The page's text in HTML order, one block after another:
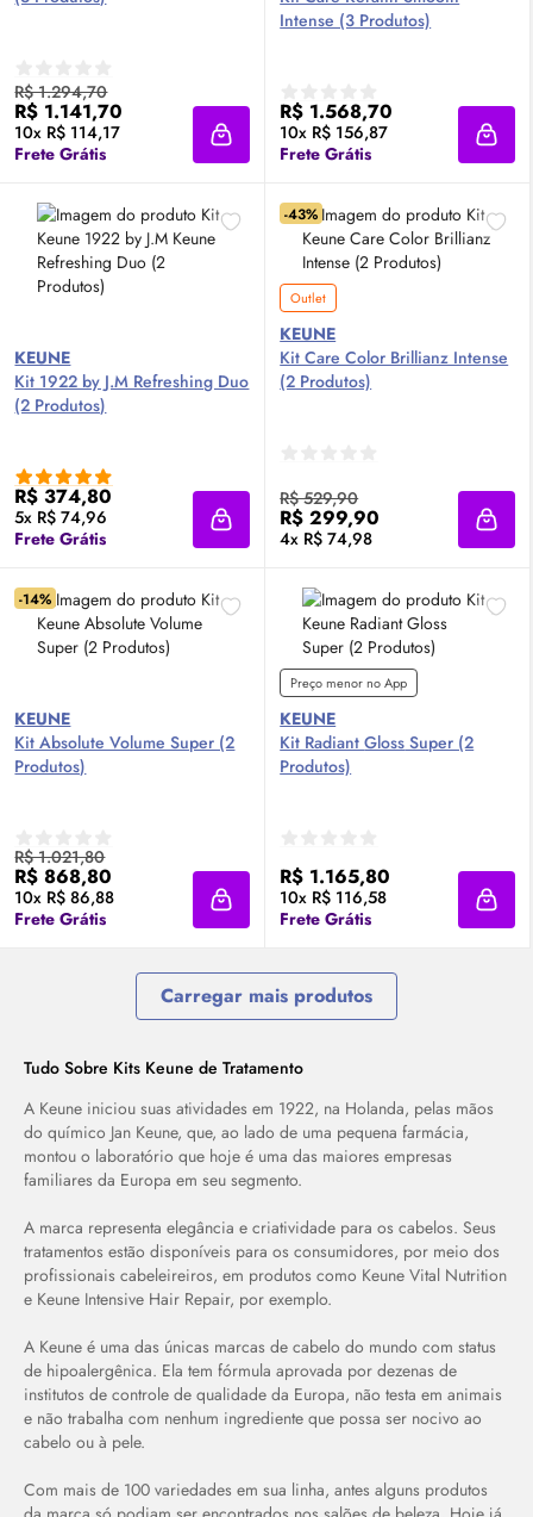
R$ 1.294,70
R$ 1.141,70
10x R$ 114,17
Frete Grátis
Adicionar à sacola
Intense (3 Produtos)
R$ 1.568,70
10x R$ 156,87
Frete Grátis
KEUNE
Kit 1922 by J.M Refreshing Duo
(2 Produtos)
R$ 374,80
5x R$ 74,96
Frete Grátis
Adicionar à sacola
-43%
Outlet
KEUNE
Kit Care Color Brillianz Intense
(2 Produtos)
R$ 529,90
R$ 299,90
4x R$ 74,98
-14%
KEUNE
Kit Absolute Volume Super (2
Produtos)
R$ 1.021,80
R$ 868,80
10x R$ 86,88
Frete Grátis
Adicionar à sacola
Preço menor no App
KEUNE
Kit RadiantGloss Super (2
Produtos)
R$ 1.165,80
10x R$ 116,58
Frete Grátis
Carregar mais produtos
Tudo Sobre Kits Keune de Tratamento
A Keune iniciou suas atividades em 1922, na Holanda, pelas mãos
do químico Jan Keune, que, ao lado de uma pequena farmácia,
montou o laboratório que hoje é uma das maiores empresas
familiares da Europa em seu segmento.
A marca representa elegância e criatividade para os cabelos. Seus
tratamentos estão disponíveis para os consumidores, por meio dos
profissionais cabeleireiros, em produtos como Keune Vital Nutrition
e Keune Intensive Hair Repair, por exemplo.
A Keune é uma das únicas marcas de cabelo do mundo com status
de hipoalergênica. Ela tem fórmula aprovada por dezenas de
institutos de controle de qualidade da Europa, não testa em animais
e não trabalha com nenhum ingrediente que possa ser nocivo ao
cabelo ou à pele.
Com mais de 100 variedades em sua linha, antes alguns produtos